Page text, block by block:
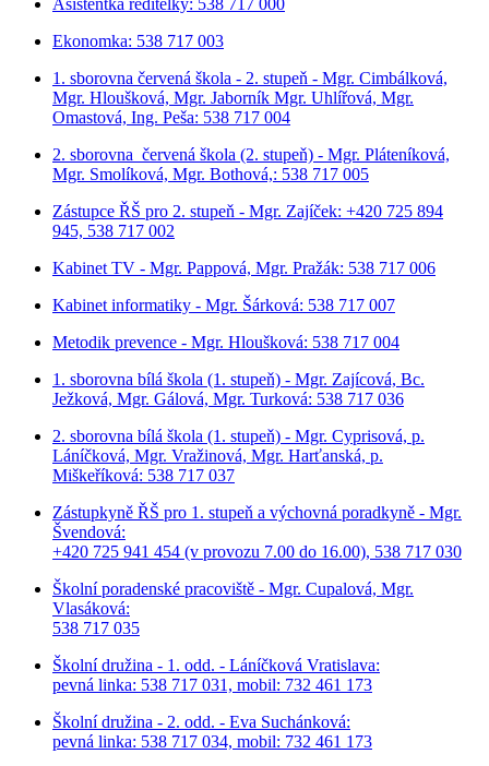
Ekonomka: 538 717 003
1. sborovna červená škola - 2. stupeň - Mgr. Cimbálková,
Mgr. Hloušková, Mgr. Jaborník Mgr. Uhlířová, Mgr.
Omastová, Ing. Peša: 538 717 004
2. sborovna červená škola (2. stupeň) - Mgr. Pláteníková,
Mgr. Smolíková, Mgr. Bothová,: 538 717 005
Zástupce ŘŠ pro 2. stupeň - Mgr. Zajíček: +420 725 894
945, 538 717 002
Kabinet TV - Mgr. Pappová, Mgr. Pražák: 538 717 006
Kabinet informatiky - Mgr. Šárková: 538 717 007
Metodik prevence - Mgr. Hloušková: 538 717 004
1. sborovna bílá škola (1. stupeň) - Mgr. Zajícová, Bc.
Ježková, Mgr. Gálová, Mgr. Turková: 538 717 036
2. sborovna bílá škola (1. stupeň) - Mgr. Cyprisová, p.
Láníčková, Mgr. Vražinová, Mgr. Harťanská, p.
Miškeříková: 538 717 037
Zástupkyně ŘŠ pro 1. stupeň a výchovná poradkyně - Mgr.
Švendová:
+420 725 941 454 (v provozu 7.00 do 16.00), 538 717 030
Školní poradenské pracoviště - Mgr. Cupalová, Mgr.
Vlasáková:
538 717 035
Školní družina - 1. odd. - Láníčková Vratislava:
pevná linka: 538 717 031, mobil: 732 461 173
Školní družina - 2. odd. - Eva Suchánková:
pevná linka: 538 717 034, mobil: 732 461 173